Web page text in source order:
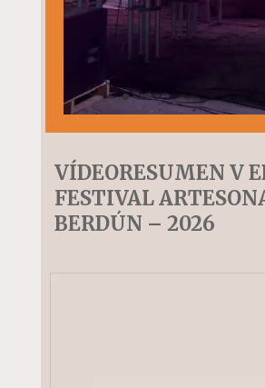
VÍDEORESUMEN V
FESTIVAL
BERDÚN – 2026